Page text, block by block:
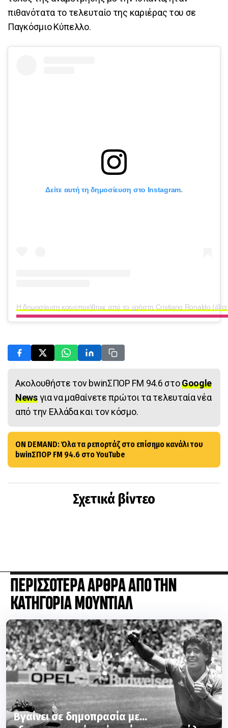
πιθανότατα το τελευταίο της καριέρας του σε
Παγκόσμιο Κύπελλο.
Δείτε αυτή τη δημοσίευση στο Instagram.
Η δημοσίευση κοινοποιήθηκε από το χρήστη Cristiano Ronaldo
Ακολουθήστε τον bwinΣΠΟΡ FM 94.6 στοGoogle
Newsγια να μαθαίνετε πρώτοι τα τελευταία νέα
από την Ελλάδα και τον κόσμο.
ON DEMAND: Όλα τα ρεπορτάζ στο επίσημο κανάλι του
bwinΣΠΟΡ FM 94.6 στο YouTube
Σχετικά βίντεο
ΚΑΤΗΓΟΡΙΑ ΜΟΥΝΤΙΑΛ
Βγαίνει σε δημοπρασία με...
εξωπραγματική τιμή εκκίνησης η μπάλα
από το γκολ με «το χέρι του Θεού»!